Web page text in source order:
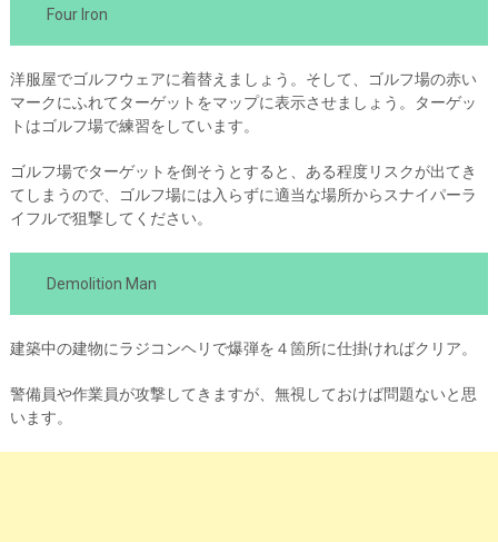
Four Iron
洋服屋でゴルフウェアに着替えましょう。そして、ゴルフ場の赤い
マークにふれてターゲットをマップに表示させましょう。ターゲッ
トはゴルフ場で練習をしています。
ゴルフ場でターゲットを倒そうとすると、ある程度リスクが出てき
てしまうので、ゴルフ場には入らずに適当な場所からスナイパーラ
イフルで狙撃してください。
Demolition Man
建築中の建物にラジコンヘリで爆弾を４箇所に仕掛ければクリア。
警備員や作業員が攻撃してきますが、無視しておけば問題ないと思
います。